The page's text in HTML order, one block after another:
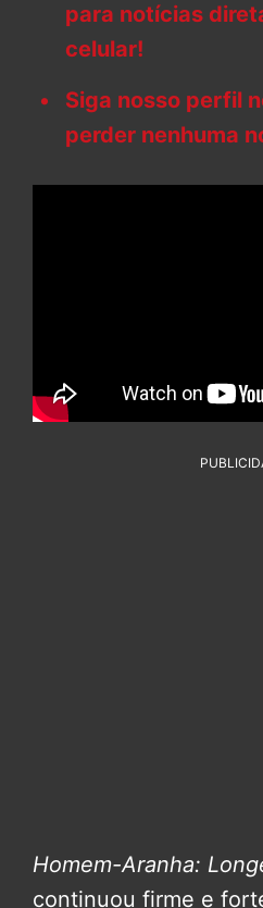
para notícias
celular!
Siga nosso perfil
perder nenhuma
Homem-Aranha:
continuou firme e